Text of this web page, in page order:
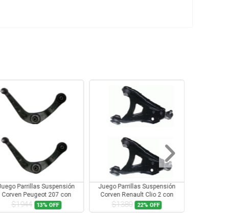
Parrillas Suspensión
Corven Peugeot 207 con
Rotula
$1944 13% OFF
Juego Parrillas Suspensión
Corven Renault Clio 2 con
Rotula
$1380 22% OFF